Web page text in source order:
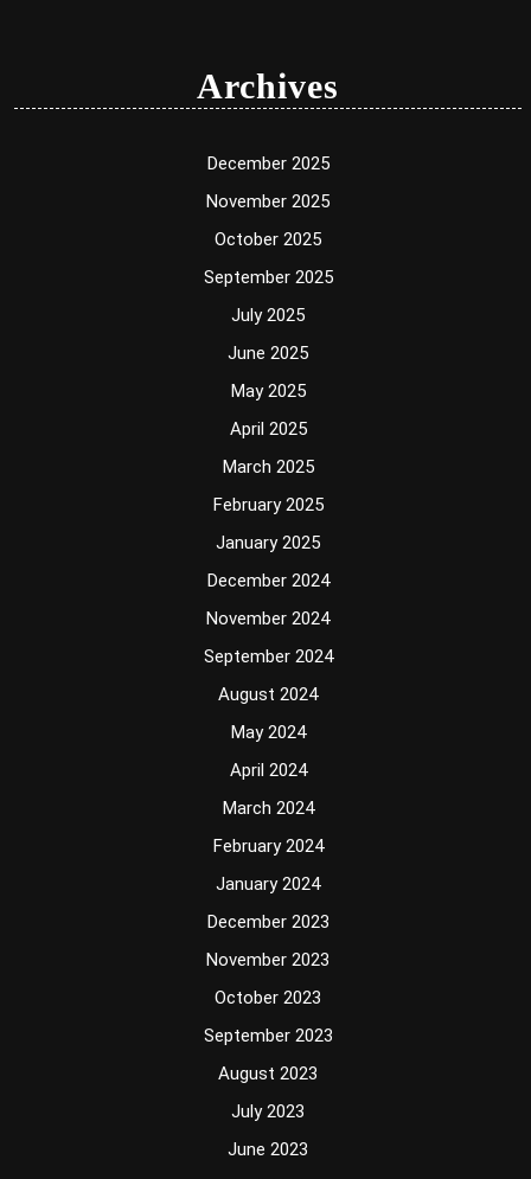
Archives
December 2025
November 2025
October 2025
September 2025
July 2025
June 2025
May 2025
April 2025
March 2025
February 2025
January 2025
December 2024
November 2024
September 2024
August 2024
May 2024
April 2024
March 2024
February 2024
January 2024
December 2023
November 2023
October 2023
September 2023
August 2023
July 2023
June 2023